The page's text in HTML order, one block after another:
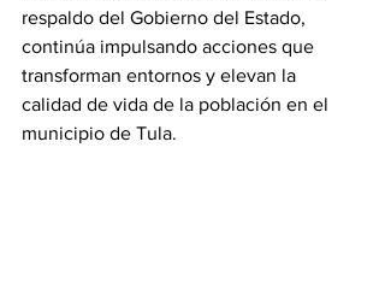
respaldo del Gobierno del Estado,
continúa impulsando acciones que
transforman entornos y elevan la
calidad de vida de la población en el
municipio de Tula.